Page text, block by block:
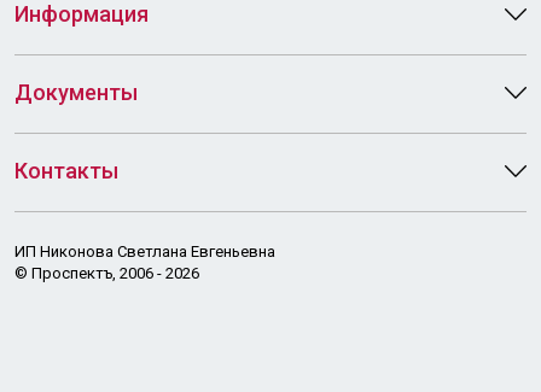
Информация
Документы
Контакты
ИП Никонова Светлана Евгеньевна
© Проспектъ, 2006 - 2026